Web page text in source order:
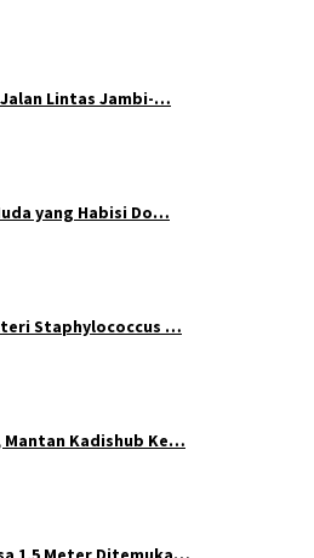
Lintas Jambi-…
yang Habisi Do…
Staphylococcus …
Kadishub Ke…